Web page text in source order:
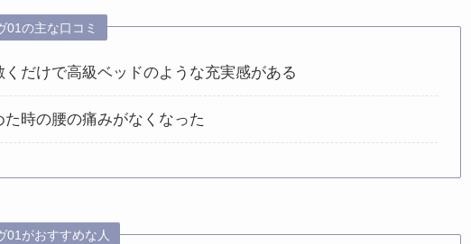
01の主な口コミ
くだけで高級ベッドのような充実感がある
た時の腰の痛みがなくなった
01がおすすめな人